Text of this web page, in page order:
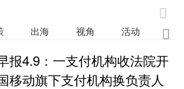

出海 视角 活动 业

报4.9：一支付机构收法院开
移动旗下支付机构换负责人